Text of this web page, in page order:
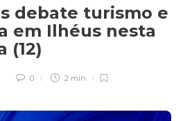
debate turismo e
em Ilhéus nesta
(12)
0 2 min